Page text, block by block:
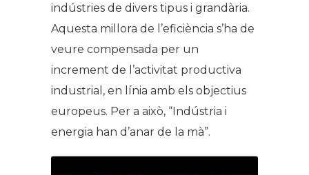
indústries de divers tipus i grandària.
Aquesta millora de l’eficiència s’ha de
veure compensada per un
increment de l’activitat productiva
industrial, en línia amb els objectius
europeus. Per a això, “Indústria i
energia han d’anar de la mà”.